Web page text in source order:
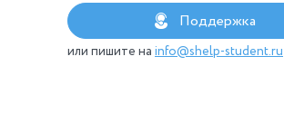
Поддержка
или пишите на info@shelp-student.ru